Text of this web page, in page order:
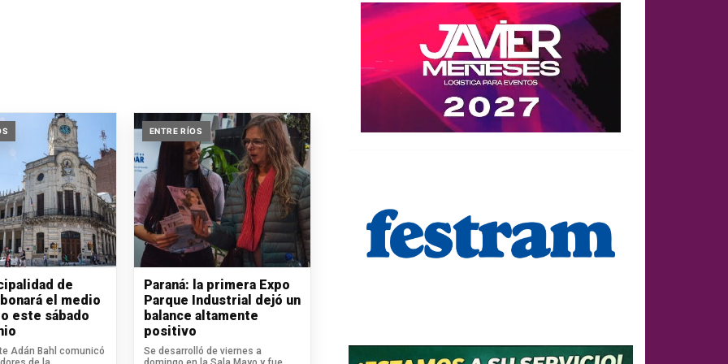
de
el medio
este sábado
Adán Bahl comunicó
ENTRE RÍOS
Paraná: la primera Expo
Parque Industrial dejó un
balance altamente
positivo
Se desarrolló de viernes a